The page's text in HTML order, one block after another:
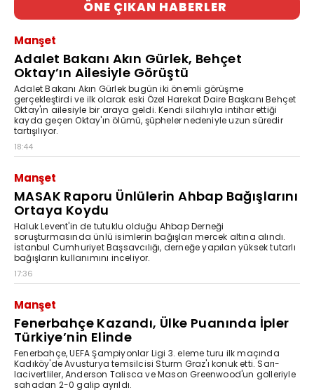
ÖNE ÇIKAN HABERLER
Manşet
Adalet Bakanı Akın Gürlek, Behçet
Oktay’ın Ailesiyle Görüştü
Adalet Bakanı Akın Gürlek bugün iki önemli görüşme
gerçekleştirdi ve ilk olarak eski Özel Harekat Daire Başkanı Behçet
Oktay'ın ailesiyle bir araya geldi. Kendi silahıyla intihar ettiği
kayda geçen Oktay'ın ölümü, şüpheler nedeniyle uzun süredir
tartışılıyor.
18:44
Manşet
MASAK Raporu Ünlülerin Ahbap Bağışlarını
Ortaya Koydu
Haluk Levent'in de tutuklu olduğu Ahbap Derneği
soruşturmasında ünlü isimlerin bağışları mercek altına alındı.
İstanbul Cumhuriyet Başsavcılığı, derneğe yapılan yüksek tutarlı
bağışların kullanımını inceliyor.
17:36
Manşet
Fenerbahçe Kazandı, Ülke Puanında İpler
Türkiye’nin Elinde
Fenerbahçe, UEFA Şampiyonlar Ligi 3. eleme turu ilk maçında
Kadıköy'de Avusturya temsilcisi Sturm Graz'ı konuk etti. Sarı-
lacivertliler, Anderson Talisca ve Mason Greenwood'un golleriyle
sahadan 2-0 galip ayrıldı.